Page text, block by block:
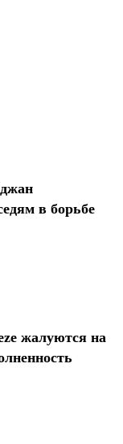
в борьбе
жалуются на